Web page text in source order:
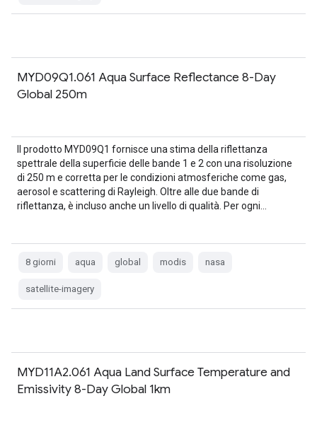
MYD09Q1.061 Aqua Surface Reflectance 8-Day
Global 250m
Il prodotto MYD09Q1 fornisce una stima della riflettanza
spettrale della superficie delle bande 1 e 2 con una risoluzione
di 250 m e corretta per le condizioni atmosferiche come gas,
aerosol e scattering di Rayleigh. Oltre alle due bande di
riflettanza, è incluso anche un livello di qualità. Per ogni…
8 giorni aqua global modis nasa
satellite-imagery
MYD11A2.061 Aqua Land Surface Temperature and
Emissivity 8-Day Global 1km